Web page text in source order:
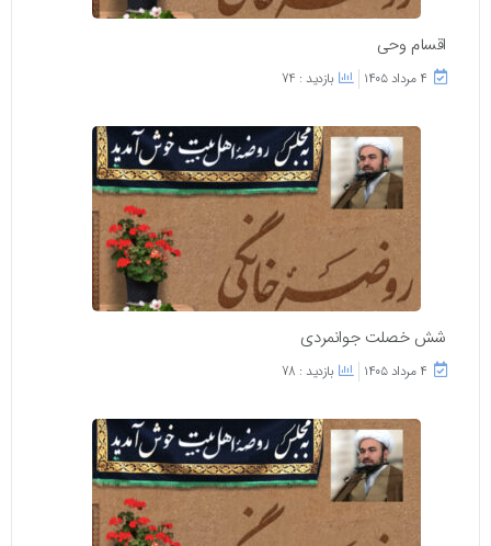
اقسام وحی
۴ مرداد ۱۴۰۵ بازدید : 74
شش خصلت جوانمردی
۴ مرداد ۱۴۰۵ بازدید : 78